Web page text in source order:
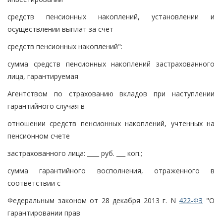
средств пенсионных накоплений, установлении и
осуществлении выплат за счет
средств пенсионных накоплений":
сумма средств пенсионных накоплений застрахованного
лица, гарантируемая
Агентством по страхованию вкладов при наступлении
гарантийного случая в
отношении средств пенсионных накоплений, учтенных на
пенсионном счете
застрахованного лица: ____ руб. ___ коп.;
сумма гарантийного восполнения, отраженного в
соответствии с
Федеральным законом от 28 декабря 2013 г. N 422-ФЗ "О
гарантировании прав